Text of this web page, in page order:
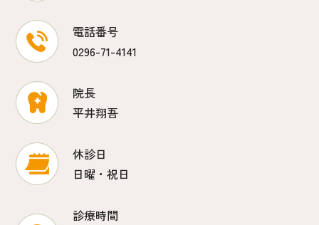
電話番号
0296-71-4141
院長
平井翔吾
休診日
日曜・祝日
診療時間